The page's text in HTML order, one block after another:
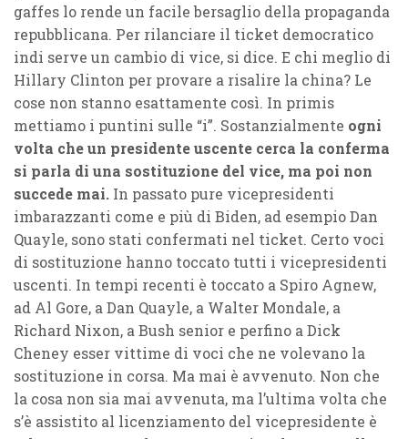
gaffes lo rende un facile bersaglio della propaganda
repubblicana. Per rilanciare il ticket democratico
indi serve un cambio di vice, si dice. E chi meglio di
Hillary Clinton per provare a risalire la china? Le
cose non stanno esattamente così. In primis
mettiamo i puntini sulle “i”. Sostanzialmente ogni
volta che un presidente uscente cerca la conferma
si parla di una sostituzione del vice, ma poi non
succede mai. In passato pure vicepresidenti
imbarazzanti come e più di Biden, ad esempio Dan
Quayle, sono stati confermati nel ticket. Certo voci
di sostituzione hanno toccato tutti i vicepresidenti
uscenti. In tempi recenti è toccato a Spiro Agnew,
ad Al Gore, a Dan Quayle, a Walter Mondale, a
Richard Nixon, a Bush senior e perfino a Dick
Cheney esser vittime di voci che ne volevano la
sostituzione in corsa. Ma mai è avvenuto. Non che
la cosa non sia mai avvenuta, ma l’ultima volta che
s’è assistito al licenziamento del vicepresidente è